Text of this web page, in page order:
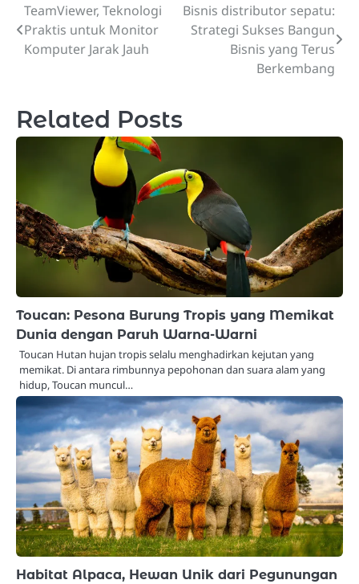
Post
navigation
TeamViewer, Teknologi
Praktis untuk Monitor
Komputer Jarak Jauh
Bisnis distributor sepatu:
Strategi Sukses Bangun
Bisnis yang Terus
Berkembang
Related Posts
Toucan: Pesona Burung Tropis yang Memikat
Dunia dengan Paruh Warna-Warni
Toucan Hutan hujan tropis selalu menghadirkan kejutan yang
memikat. Di antara rimbunnya pepohonan dan suara alam yang
hidup, Toucan muncul…
Habitat Alpaca, Hewan Unik dari Pegunungan